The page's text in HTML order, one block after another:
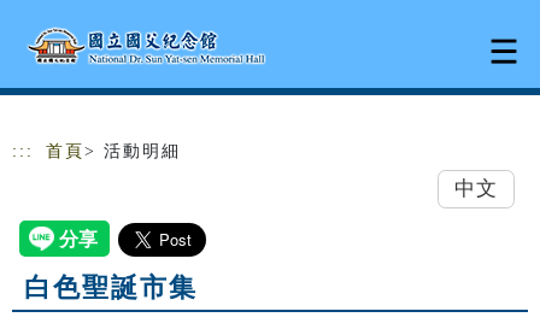
::: 首頁 > 活動明細
中文
白色聖誕市集